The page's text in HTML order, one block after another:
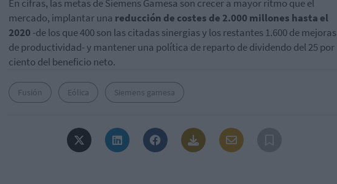
En cifras, las metas de Siemens Gamesa son crecer a mayor ritmo que el
mercado, implantar una reducción de costes de 2.000 millones hasta el
2020 -de los que 400 son las citadas sinergias y los restantes 1.600 de mejoras
de productividad- y mantener una política de reparto de dividendo del 25 por
ciento del beneficio neto.
Fusión Eólica Siemens gamesa